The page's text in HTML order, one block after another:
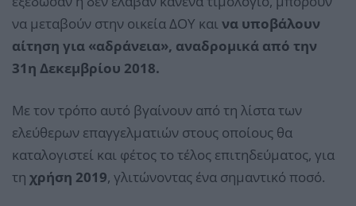
να μεταβούν στην οικεία ΔΟΥ και να υποβάλουν
αίτηση για «αδράνεια», αναδρομικά από την
31η Δεκεμβρίου 2018.
Με τον τρόπο αυτό βγαίνουν από τη λίστα των
ελεύθερων επαγγελματιών στους οποίους θα
καταλογιστεί και φέτος το τέλος επιτηδεύματος, για
τη χρήση 2019, γλιτώνοντας ένα σημαντικό ποσό.